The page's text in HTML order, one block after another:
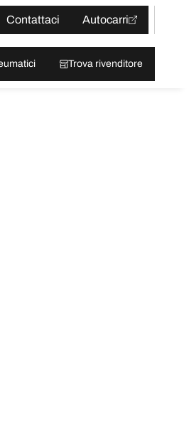
Contattaci
Autocarri
Trova rivenditore